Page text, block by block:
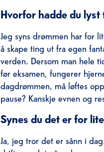
Hvorfor hadde du
Jeg syns drømmen har for
å skape ting ut fra egen
verden. Dersom man hele
før eksamen, fungerer
dagdrømmen, må løftes
pause? Kanskje evnen og
Synes du det er for
Ja, jeg tror det er sånn i